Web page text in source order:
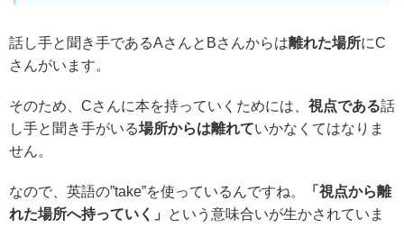
話し手と聞き手であるAさんとBさんからは離れた場所にC
さんがいます。
そのため、Cさんに本を持っていくためには、 視点である話
し手と聞き手がいる場所からは離れていかなくてはなりま
せん。
なので、英語の”take”を使っているんですね。
「視点から離
れた場所へ持っていく」
という意味合いが生かされていま